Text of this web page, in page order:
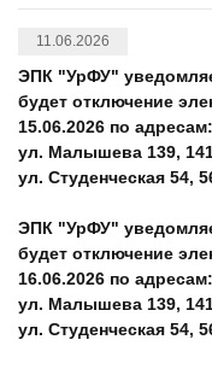
11.06.2026
ЭПК "УрФУ"
будет отключение
15.06.2026 по адресам:
ул. Малышева 139,
ул. Студенческая 54,
ЭПК "УрФУ"
будет отключение
16.06.2026 по адресам:
ул. Малышева 139,
ул. Студенческая 54,